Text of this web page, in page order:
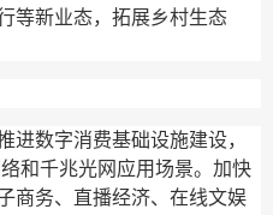
等新业态，拓展乡村生态
进数字消费基础设施建设，
和千兆光网应用场景。加快
商务、直播经济、在线文娱